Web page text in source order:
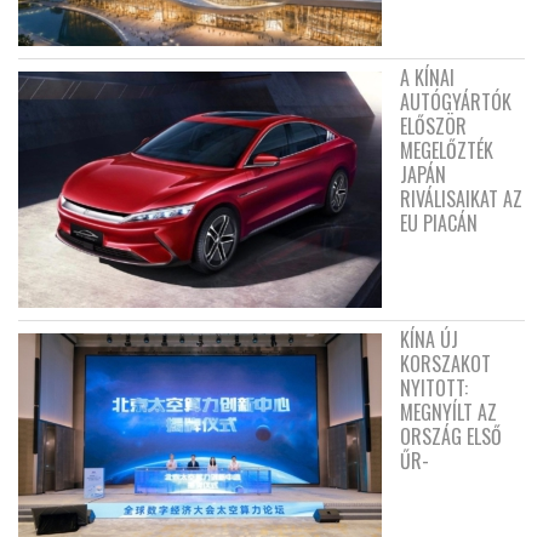
A KÍNAI
AUTÓGYÁRTÓK
ELŐSZÖR
MEGELŐZTÉK
JAPÁN
RIVÁLISAIKAT AZ
EU PIACÁN
KÍNA ÚJ
KORSZAKOT
NYITOTT:
MEGNYÍLT AZ
ORSZÁG ELSŐ
ŰR-